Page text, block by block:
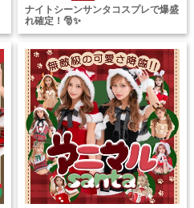
ナイトシーンサンタコスプレで爆盛
れ確定！🎅✨